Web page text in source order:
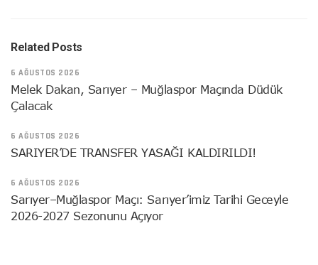
Related Posts
6 AĞUSTOS 2026
Melek Dakan, Sarıyer – Muğlaspor Maçında Düdük
Çalacak
6 AĞUSTOS 2026
SARIYER’DE TRANSFER YASAĞI KALDIRILDI!
6 AĞUSTOS 2026
Sarıyer–Muğlaspor Maçı: Sarıyer’imiz Tarihi Geceyle
2026-2027 Sezonunu Açıyor